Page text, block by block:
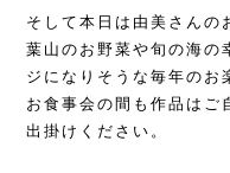
そして本日は由美さんの
葉山のお野菜や旬の海の
ジになりそうな毎年のお
お食事会の間も作品はご
出掛けください。